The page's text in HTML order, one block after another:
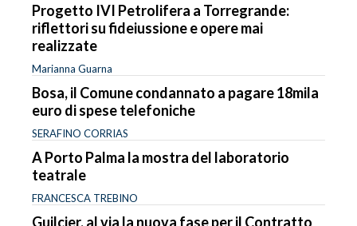
Progetto IVI Petrolifera a Torregrande:
riflettori su fideiussione e opere mai
realizzate
Marianna Guarna
Bosa, il Comune condannato a pagare 18mila
euro di spese telefoniche
SERAFINO CORRIAS
A Porto Palma la mostra del laboratorio
teatrale
FRANCESCA TREBINO
Guilcier, al via la nuova fase per il Contratto